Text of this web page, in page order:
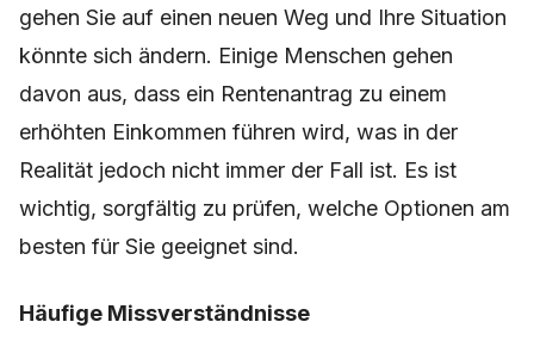
gehen Sie auf einen neuen Weg und Ihre Situation
könnte sich ändern. Einige Menschen gehen
davon aus, dass ein Rentenantrag zu einem
erhöhten Einkommen führen wird, was in der
Realität jedoch nicht immer der Fall ist. Es ist
wichtig, sorgfältig zu prüfen, welche Optionen am
besten für Sie geeignet sind.
Häufige Missverständnisse